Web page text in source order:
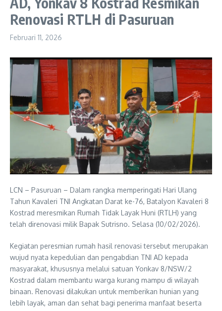
Renovasi RTLH di Pasuruan
Februari 11, 2026
LCN – Pasuruan – Dalam rangka memperingati Hari Ulang
Tahun Kavaleri TNI Angkatan Darat ke-76, Batalyon Kavaleri 8
Kostrad meresmikan Rumah Tidak Layak Huni (RTLH) yang
telah direnovasi milik Bapak Sutrisno. Selasa (10/02/2026).
Kegiatan peresmian rumah hasil renovasi tersebut merupakan
wujud nyata kepedulian dan pengabdian TNI AD kepada
masyarakat, khususnya melalui satuan Yonkav 8/NSW/2
Kostrad dalam membantu warga kurang mampu di wilayah
binaan. Renovasi dilakukan untuk memberikan hunian yang
lebih layak, aman dan sehat bagi penerima manfaat beserta